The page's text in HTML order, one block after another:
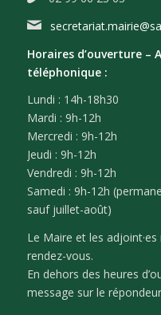
Horaires d’ouverture –
téléphonique :
Lundi : 14h-18h30
Mardi : 9h-12h
Mercredi : 9h-12h
Jeudi : 9h-12h
Vendredi : 9h-12h
Samedi : 9h-12h
sauf juillet-août)
Le Maire et les
rendez-vous.
En dehors des heures
message sur le